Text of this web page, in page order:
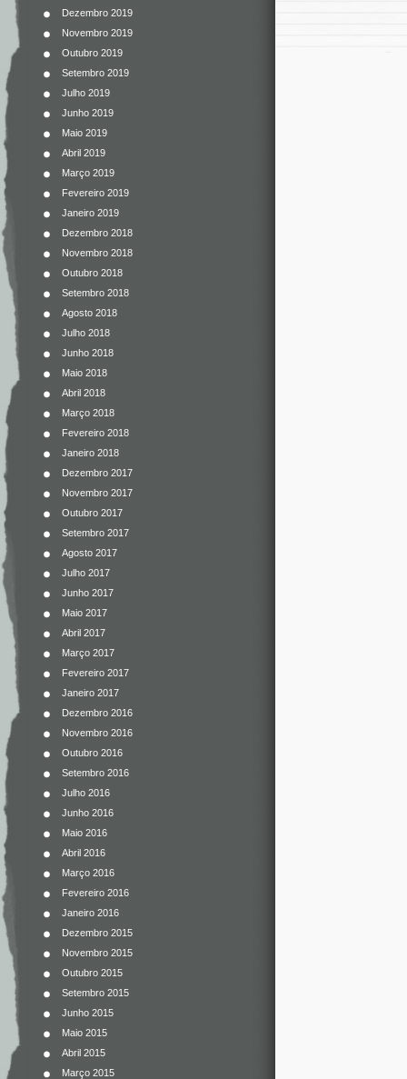
Dezembro 2019
Novembro 2019
Outubro 2019
Setembro 2019
Julho 2019
Junho 2019
Maio 2019
Abril 2019
Março 2019
Fevereiro 2019
Janeiro 2019
Dezembro 2018
Novembro 2018
Outubro 2018
Setembro 2018
Agosto 2018
Julho 2018
Junho 2018
Maio 2018
Abril 2018
Março 2018
Fevereiro 2018
Janeiro 2018
Dezembro 2017
Novembro 2017
Outubro 2017
Setembro 2017
Agosto 2017
Julho 2017
Junho 2017
Maio 2017
Abril 2017
Março 2017
Fevereiro 2017
Janeiro 2017
Dezembro 2016
Novembro 2016
Outubro 2016
Setembro 2016
Julho 2016
Junho 2016
Maio 2016
Abril 2016
Março 2016
Fevereiro 2016
Janeiro 2016
Dezembro 2015
Novembro 2015
Outubro 2015
Setembro 2015
Junho 2015
Maio 2015
Abril 2015
Março 2015